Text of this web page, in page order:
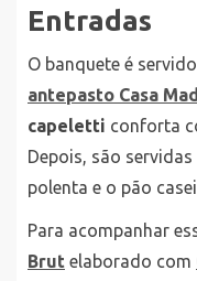
Entradas
O banquete é
antepasto Casa
capeletti conforta
Depois, são
polenta e o pão
Para acompanhar
Brut elaborado com